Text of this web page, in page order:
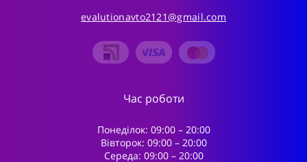
evalutionavto2121@gmail.com
Час роботи
Понеділок: 09:00 – 20:00
Вівторок: 09:00 – 20:00
Середа: 09:00 – 20:00